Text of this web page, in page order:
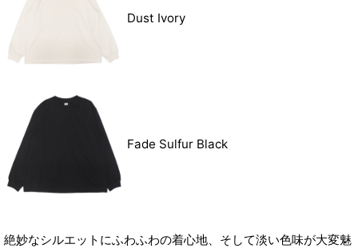
Dust Ivory
Fade Sulfur Black
絶妙なシルエットにふわふわの着心地、そして淡い色味が大変魅